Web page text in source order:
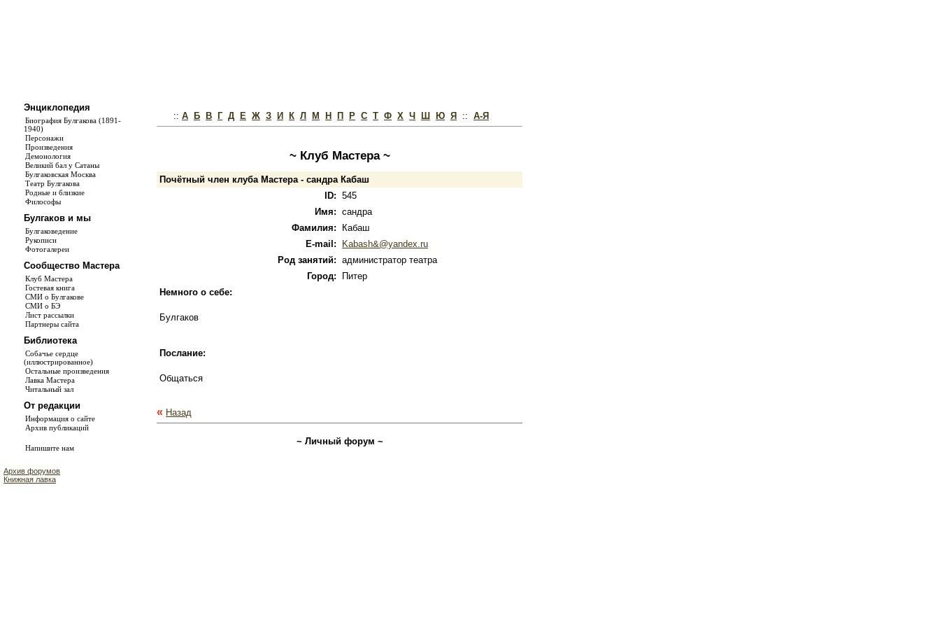
Энциклопедия
Биография Булгакова (1891-
1940)
Персонажи
Произведения
Демонология
Великий бал у Сатаны
Булгаковская Москва
Театр Булгакова
Родные и близкие
Философы
Булгаков и мы
Булгаковедение
Рукописи
Фотогалереи
Сообщество Мастера
Клуб Мастера
Гостевая книга
СМИ о Булгакове
СМИ о БЭ
Лист рассылки
Партнеры сайта
Библиотека
Собачье сердце
(иллюстрированное)
Остальные произведения
Лавка Мастера
Читальный зал
От редакции
Информация о сайте
Архив публикаций
Напишите нам
Архив форумов
Книжная лавка
:: А Б В Г Д Е Ж З И К Л М Н П Р С Т Ф Х Ч Ш Ю Я :: А-Я
~ Клуб Мастера ~
Почётный член клуба Мастера - сандра Кабаш
ID: 545
Имя: сандра
Фамилия:
Кабаш
E-mail:
Kabash&@yandex.ru
Род занятий: администратор театра
Город:
Питер
Немного о себе:
Булгаков
Послание:
Общаться
« Назад
~ Личный форум ~